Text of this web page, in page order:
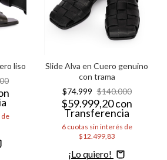
liso
Slide Alva en Cuero genuino
con trama
$74.999 $140.000
$59.999,20con
Transferencia
6 cuotas sin interés de
$12.499,83
Comprar